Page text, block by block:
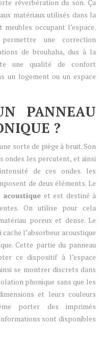
réverbération du son. Ça
matériaux utilisés dans la
occupant l’espace.
une correction
de brouhaha, dus à la
une qualité de confort
un logement ou un espace
PANNEAU
?
sorte de piège à bruit. Son
ondes les percutent, et ainsi
de ces ondes. les
de deux éléments. Le
acoustique et est destiné à
On utilise pour cela
poreux et dense. Le
l’absorbeur acoustique
Cette partie du panneau
ce dispositif à l’espace
se montrer discrets dans
phonique sans que les
et leurs couleurs
porter des imprimés
sont disponibles